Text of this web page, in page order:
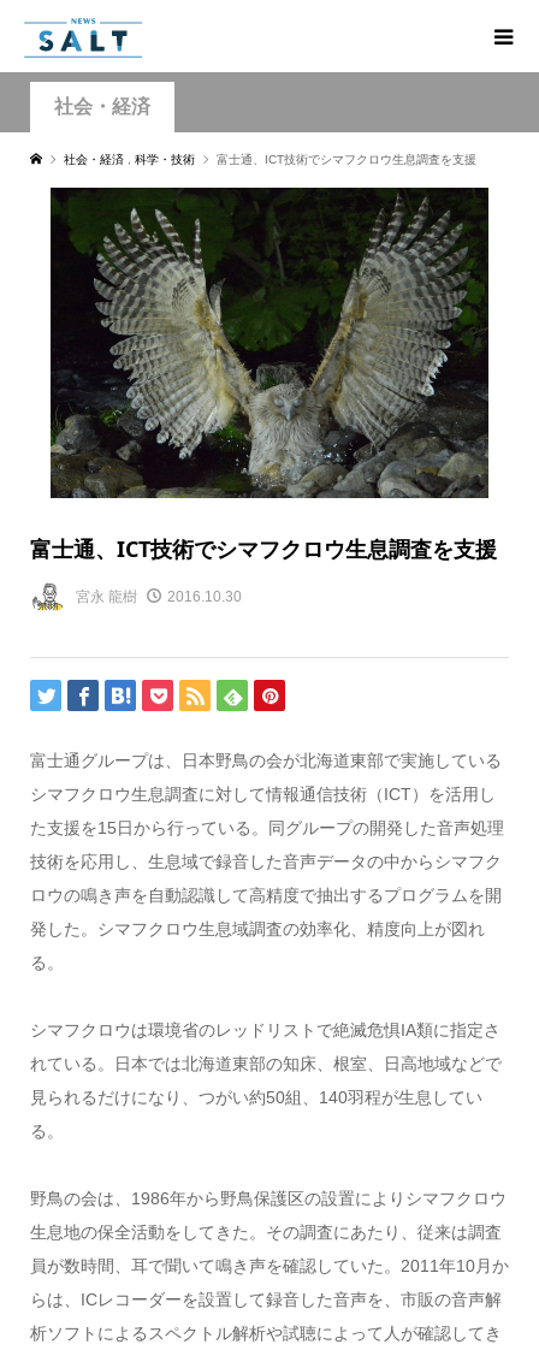
社会・経済
社会・経済 科学・技術 富士通、ICT技術でシマフクロウ生息調査を支援
富士通、ICT技術でシマフクロウ生息調査を支援
宮永 龍樹 2016.10.30
富士通グループは、日本野鳥の会が北海道東部で実施している
シマフクロウ生息調査に対して情報通信技術（ICT）を活用し
た支援を15日から行っている。同グループの開発した音声処理
技術を応用し、生息域で録音した音声データの中からシマフク
ロウの鳴き声を自動認識して高精度で抽出するプログラムを開
発した。シマフクロウ生息域調査の効率化、精度向上が図れ
る。
シマフクロウは環境省のレッドリストで絶滅危惧IA類に指定さ
れている。日本では北海道東部の知床、根室、日高地域などで
見られるだけになり、つがい約50組、140羽程が生息してい
る。
野鳥の会は、1986年から野鳥保護区の設置によりシマフクロウ
生息地の保全活動をしてきた。その調査にあたり、従来は調査
員が数時間、耳で聞いて鳴き声を確認していた。2011年10月か
らは、ICレコーダーを設置して録音した音声を、市販の音声解
析ソフトによるスペクトル解析や試聴によって人が確認してき